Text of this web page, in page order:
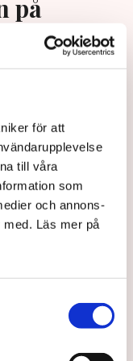
för att
till våra
som
och annons-
Läs mer på
på
i
nya rödgröna
dra ned på
team.